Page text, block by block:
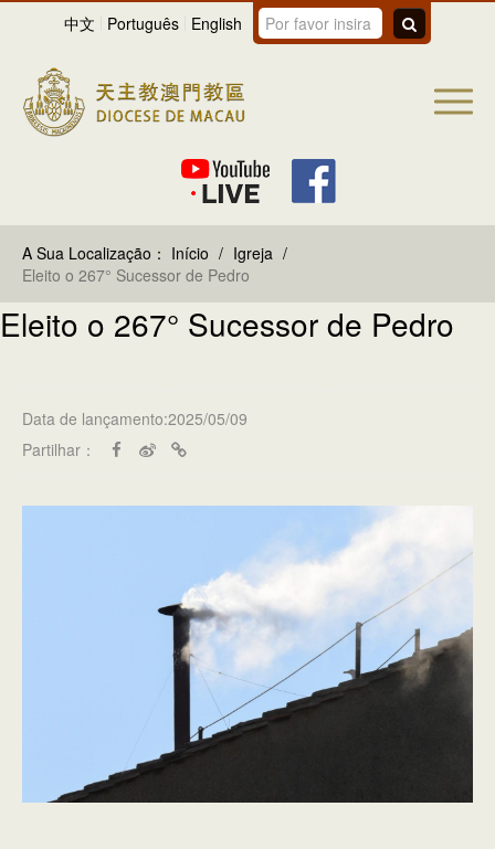
中文 Português English
A Sua Localização： Início / Igreja /
Eleito o 267° Sucessor de Pedro
Eleito o 267° Sucessor de Pedro
Data de lançamento:2025/05/09
Partilhar：